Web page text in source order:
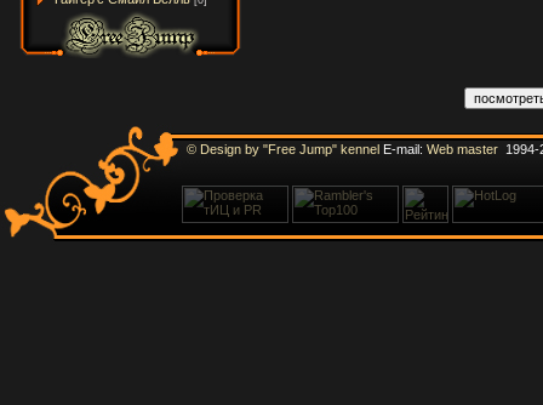
© Design by "Free Jump" kennelE-mail: Web master